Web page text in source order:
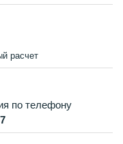
расчет
по телефону